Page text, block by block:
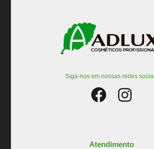
Siga-nos em nossas redes
Atendimento